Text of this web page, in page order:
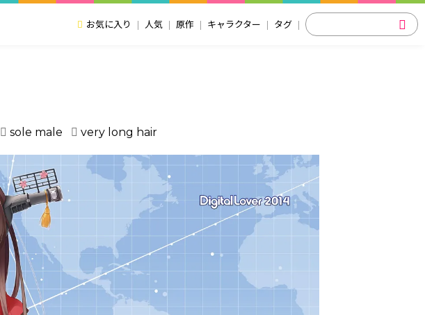
お気に入り 人気 原作 キャラクター タグ
sole male very long hair